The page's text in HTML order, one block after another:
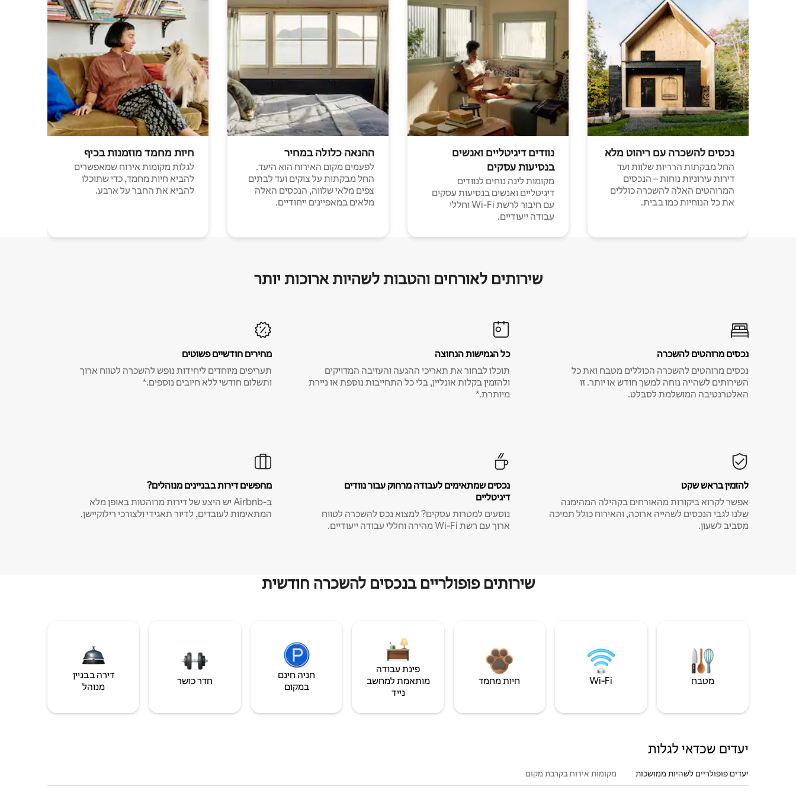
נכסים להשכרה עם ריהוט מלא
החל מבקתות הרריות שלוות ועד
דירות עירוניות נוחות – הנכסים
המרוהטים האלה להשכרה כוללים
את כל הנוחיות כמו בבית.
נוודים דיגיטליים ואנשים
בנסיעות עסקים
מקומות לינה נוחים לנוודים
דיגיטליים ואנשים בנסיעות עסקים
עם חיבור לרשת Wi-Fi וחללי
עבודה ייעודיים.
ההנאה כלולה במחיר
לפעמים מקום האירוח הוא היעד.
החל מבקתות על צוקים ועד לבתים
צפים מלאי שלווה, הנכסים האלה
מלאים במאפיינים ייחודיים.
חיות מחמד מוזמנות בכיף
לגלות מקומות אירוח שמאפשרים
להביא חיות מחמד, כדי שתוכלו
להביא את החבר על ארבע.
שירותים לאורחים והטבות לשהיות ארוכות יותר
נכסים מרוהטים להשכרה
נכסים מרוהטים להשכרה הכוללים מטבח ואת כל
השירותים לשהייה נוחה למשך חודש או יותר. זו
האלטרנטיבה המושלמת לסבלט.
כל הגמישות הנחוצה
תוכלו לבחור את תאריכי ההגעה והעזיבה המדויקים
ולהזמין בקלות אונליין, בלי כל התחייבות נוספת או ניירת
מיותרת.*
מחירים חודשיים פשוטים
תעריפים מיוחדים ליחידות נופש להשכרה לטווח ארוך
ותשלום חודשי ללא חיובים נוספים.*
להזמין בראש שקט
אפשר לקרוא ביקורות מהאורחים בקהילה המהימנה
שלנו לגבי הנכסים לשהייה ארוכה, והאירוח כולל תמיכה
מסביב לשעון.
נכסים שמתאימים לעבודה מרחוק עבור נוודים
דיגיטליים
נוסעים למטרות עסקים? למצוא נכס להשכרה לטווח
ארוך עם רשת Wi-Fi מהירה וחללי עבודה ייעודיים.
מחפשים דירות בבניינים מנוהלים?
ב-Airbnb יש היצע של דירות מרוהטות באופן מלא
המתאימות לעובדים, לדיור תאגידי ולצורכי רילוקיישן.
שירותים פופולריים בנכסים להשכרה חודשית
מטבח Wi‑Fi חיות מחמד
פינת עבודה
מותאמת למחשב
נייד
חניה חינם
במקום
חדר כושר
דירה בבניין
מנוהל
יעדים שכדאי לגלות
יעדים פופולריים לשהיות ממושכות מקומות אירוח בקרבת מקום